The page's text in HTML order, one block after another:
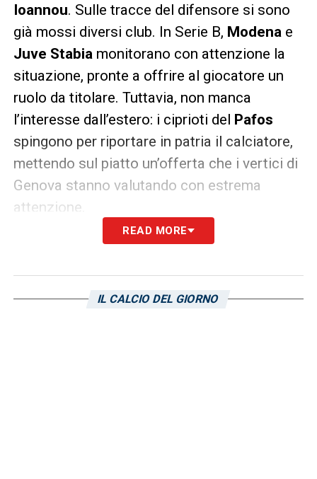
Ioannou. Sulle tracce del difensore si sono
già mossi diversi club. In Serie B, Modenae
Juve Stabiamonitorano con attenzione la
situazione, pronte a offrire al giocatore un
ruolo da titolare. Tuttavia, non manca
l’interesse dall’estero: i ciprioti del Pafos
spingono per riportare in patria il calciatore,
mettendo sul piatto un’offerta che i vertici di
Genova stanno valutando con estrema
attenzione.
LEGGI ANCHE:Esposito Sampdoria, ecco
READ MORE
IL CALCIO DEL GIORNO